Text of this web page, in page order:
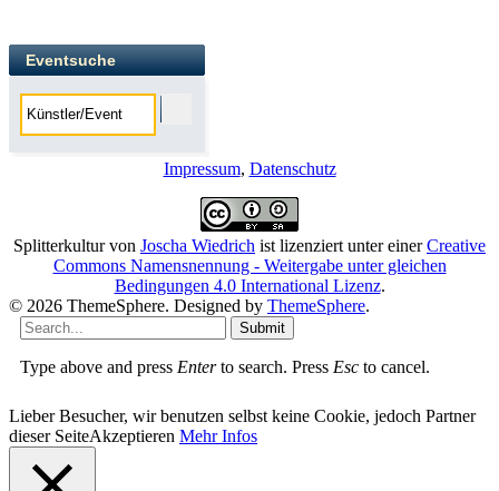
Eventsuche
Impressum, Datenschutz
Splitterkulturvon Joscha Wiedrich ist lizenziert unter einerCreative
Commons Namensnennung - Weitergabe unter gleichen
Bedingungen 4.0 International Lizenz.
© 2026 ThemeSphere. Designed by ThemeSphere.
Submit
Type above and press Enterto search. Press Esc to cancel.
Lieber Besucher, wir benutzen selbst keine Cookie, jedoch Partner
dieser SeiteAkzeptieren Mehr Infos